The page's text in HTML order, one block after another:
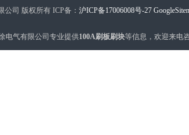
公司 版权所有 ICP备： 沪ICP备17006008号-27
电气有限公司专业提供100A刷板刷块等信息，欢迎来电